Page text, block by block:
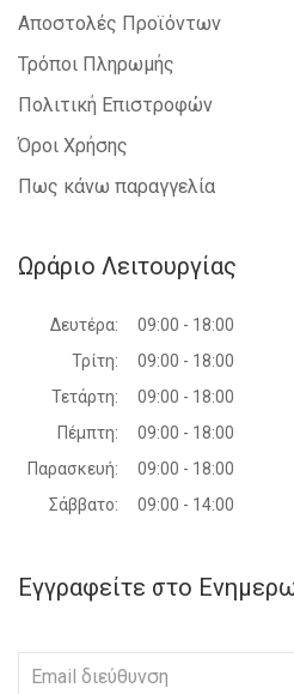
Αποστολές Προϊόντων
Τρόποι Πληρωμής
Πολιτική Επιστροφών
Όροι Χρήσης
Πως κάνω παραγγελία
Ωράριο Λειτουργίας
Δευτέρα:
09:00 - 18:00
Τρίτη:
09:00 - 18:00
Τετάρτη:
09:00 - 18:00
Πέμπτη:
09:00 - 18:00
Παρασκευή:
09:00 - 18:00
Σάββατο:
09:00 - 14:00
Εγγραφείτε στο